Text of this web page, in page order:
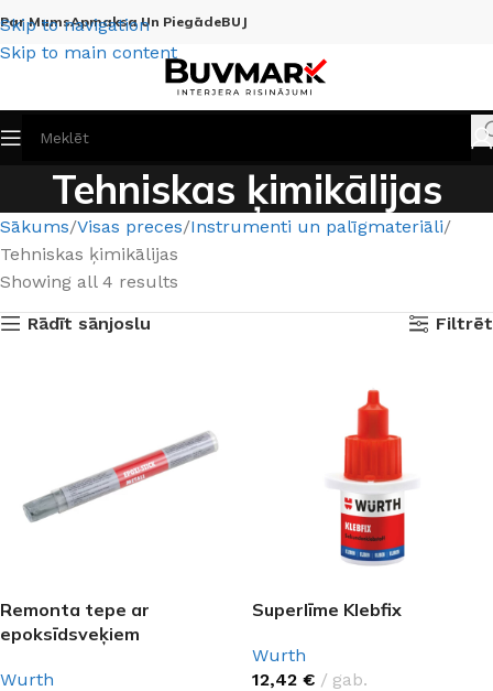
Skip to navigation
Skip to main content
Par MumsApmaksa Un PiegādeBUJ
Tehniskas ķimikālijas
Sākums Visas preces Instrumenti un palīgmateriāli
Tehniskas ķimikālijas
Showing all 4 results
Rādīt sānjoslu
Filtrēt
Remonta tepe ar
epoksīdsveķiem
Wurth
Superlīme Klebfix
Wurth
12,42 € gab.